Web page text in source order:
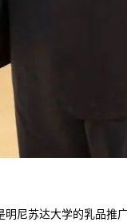
苏达大学的乳品推